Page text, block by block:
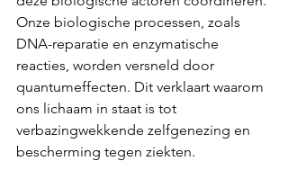
Onze biologische processen, zoals
DNA-reparatie en enzymatische
reacties, worden versneld door
quantumeffecten. Dit verklaart waarom
ons lichaam in staat is tot
verbazingwekkende zelfgenezing en
bescherming tegen ziekten.